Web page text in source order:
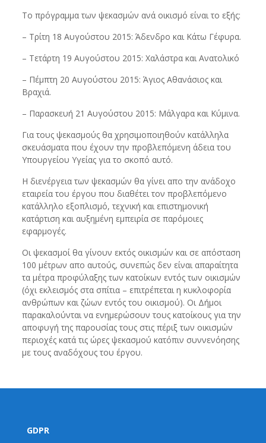
Το πρόγραμμα των ψεκασμών ανά οικισμό είναι το εξής:
– Τρίτη 18 Αυγούστου 2015: Άδενδρο και Κάτω Γέφυρα.
– Τετάρτη 19 Αυγούστου 2015: Χαλάστρα και Ανατολικό
– Πέμπτη 20 Αυγούστου 2015: Άγιος Αθανάσιος και
Βραχιά.
– Παρασκευή 21 Αυγούστου 2015: Μάλγαρα και Κύμινα.
Για τους ψεκασμούς θα χρησιμοποιηθούν κατάλληλα
σκευάσματα που έχουν την προβλεπόμενη άδεια του
Υπουργείου Υγείας για το σκοπό αυτό.
Η διενέργεια των ψεκασμών θα γίνει απο την ανάδοχο
εταιρεία του έργου που διαθέτει τον προβλεπόμενο
κατάλληλο εξοπλισμό, τεχνική και επιστημονική
κατάρτιση και αυξημένη εμπειρία σε παρόμοιες
εφαρμογές.
Οι ψεκασμοί θα γίνουν εκτός οικισμών και σε απόσταση
100 μέτρων απο αυτούς, συνεπώς δεν είναι απαραίτητα
τα μέτρα προφύλαξης των κατοίκων εντός των οικισμών
(όχι εκλεισμός στα σπίτια – επιτρέπεται η κυκλοφορία
ανθρώπων και ζώων εντός του οικισμού). Οι Δήμοι
παρακαλούνται να ενημερώσουν τους κατοίκους για την
αποφυγή της παρουσίας τους στις πέριξ των οικισμών
περιοχές κατά τις ώρες ψεκασμού κατόπιν συννενόησης
με τους αναδόχους του έργου.
GDPR